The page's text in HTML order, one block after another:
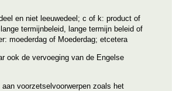
en niet leeuwedeel; c of k: product of
termijnbeleid, lange termijn beleid of
moederdag of Moederdag; etcetera
ook de vervoeging van de Engelse
voorzetselvoorwerpen zoals het